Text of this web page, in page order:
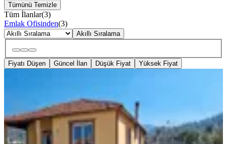
Tümünü Temizle
Tüm İlanlar(3)
Emlak Ofisinden(3)
Akıllı Sıralama
Fiyatı Düşen Güncel İlan Düşük Fiyat Yüksek Fiyat
2+1 Müstakil Kiralık
Buca, Kaynaklar Merkez Mahallesi
·100 m² 24.07.2026